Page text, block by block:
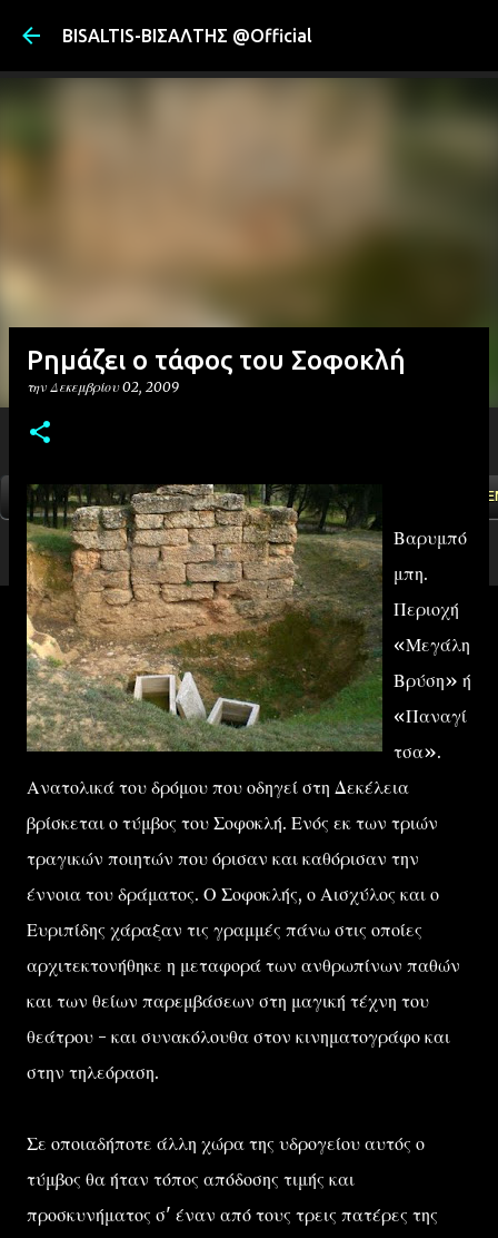
BISALTIS-ΒΙΣΑΛΤΗΣ @Official
ΑΡΧΙΚΗ YOUTUBE FACEBOOK
Ρημάζει ο τάφος του Σοφοκλή
την Δεκεμβρίου 02, 2009
Βαρυμπό
μπη.
Περιοχή
«Μεγάλη
Βρύση» ή
«Παναγί
τσα».
Ανατολικά του δρόμου που οδηγεί στη Δεκέλεια
βρίσκεται ο τύμβος του Σοφοκλή. Ενός εκ των τριών
τραγικών ποιητών που όρισαν και καθόρισαν την
έννοια του δράματος. Ο Σοφοκλής, ο Αισχύλος και ο
Ευριπίδης χάραξαν τις γραμμές πάνω στις οποίες
αρχιτεκτονήθηκε η μεταφορά των ανθρωπίνων παθών
και των θείων παρεμβάσεων στη μαγική τέχνη του
θεάτρου - και συνακόλουθα στον κινηματογράφο και
στην τηλεόραση.
Σε οποιαδήποτε άλλη χώρα της υδρογείου αυτός ο
τύμβος θα ήταν τόπος απόδοσης τιμής και
προσκυνήματος σ' έναν από τους τρεις πατέρες της